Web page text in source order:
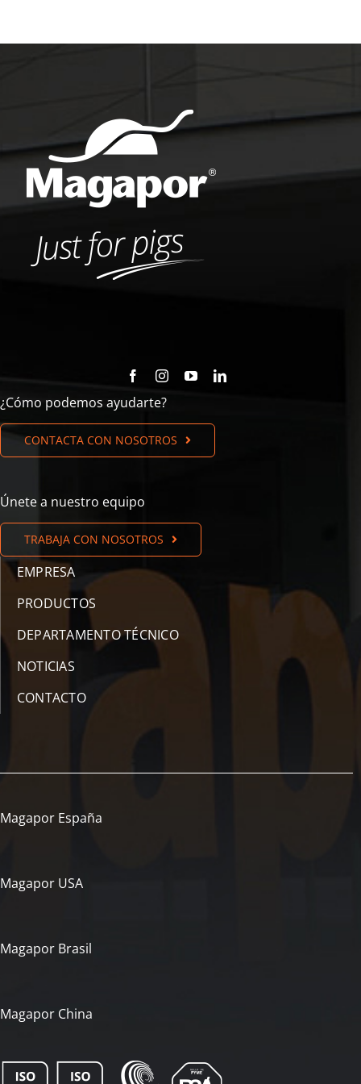
¿Cómo podemos ayudarte?
CONTACTA CON NOSOTROS
Únete a nuestro equipo
TRABAJA CON NOSOTROS
EMPRESA
PRODUCTOS
DEPARTAMENTO TÉCNICO
NOTICIAS
CONTACTO
Magapor España
Magapor USA
Magapor Brasil
Magapor China